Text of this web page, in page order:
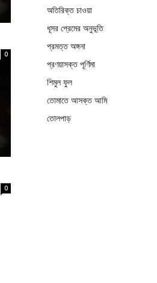
0
0
অতিরিক্ত চাওয়া
ধূসর প্রেমের অনুভূতি
প্রমত্ত অঙ্গনা
প্রণয়াসক্ত পূর্ণিমা
শিমুল ফুল
তোমাতে আসক্ত আমি
তোলপাড়